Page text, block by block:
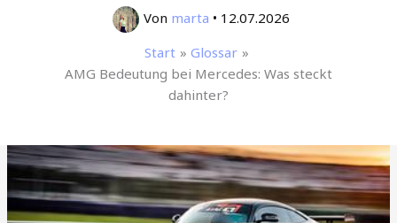
Von marta • 12.07.2026
Start
Glossar
AMG Bedeutung bei Mercedes: Was steckt
dahinter?